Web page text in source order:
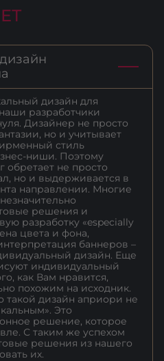
дизайн для
разработчики
Дизайнер не просто
но и учитывает
стиль
ниши. Поэтому
обретает не просто
но и выдерживается в
направлении. Многие
решения и
разработку «especially
цвета и фона,
баннеров –
дизайн. Еще
индивидуальный
как Вам нравится,
похожим на исходник.
такой дизайн априори не
Это
решение, которое
С таким же успехом
решения из нашего
их.